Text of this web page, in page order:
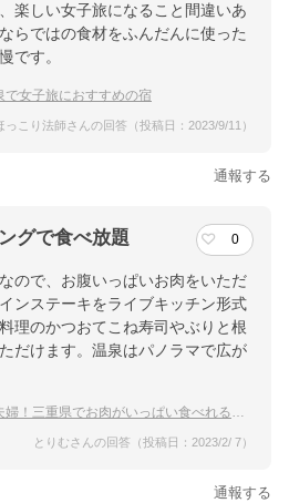
楽しい女子旅になること間違いあ
らではの食材をふんだんに使った
です。
で女子旅におすすめの宿
っこり法師さんの回答（投稿日：2023/9/11）
通報する
グで食べ放題 0
ので、お腹いっぱいお肉をいただ
ンステーキをライブキッチン形式
理のかつおてこね寿司やぶりと根
だけます。温泉はパノラマで広が
三重県でお肉がいっぱい食べれる温泉旅館を教えて下さい！
とりむさんの回答（投稿日：2023/2/ 7）
通報する